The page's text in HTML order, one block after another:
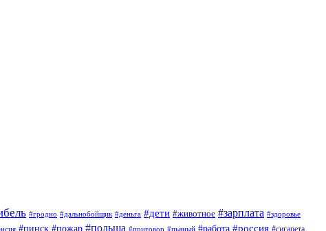
#гродно #дальнобойщик #деньга #дети #животное #зарплата #здоровье
#пинск #пожар #польша #приговор #пьяный #работа #россия #сигарета